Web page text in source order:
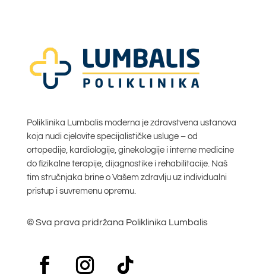
Poliklinika Lumbalis moderna je zdravstvena ustanova
koja nudi cjelovite specijalističke usluge – od
ortopedije, kardiologije, ginekologije i interne medicine
do fizikalne terapije, dijagnostike i rehabilitacije. Naš
tim stručnjaka brine o Vašem zdravlju uz individualni
pristup i suvremenu opremu.
© Sva prava pridržana Poliklinika Lumbalis